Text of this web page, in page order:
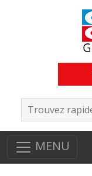
MENU